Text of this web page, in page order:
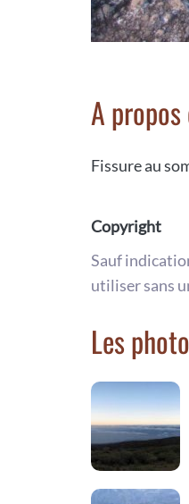
A
Fissure au
Copyright
Sauf
utiliser sans
Les